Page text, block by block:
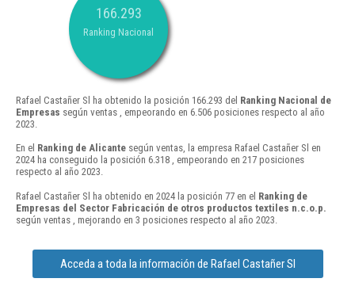
166.293
Ranking Nacional
Rafael Castañer Sl ha obtenido la posición 166.293 del Ranking Nacional de
Empresas según ventas , empeorando en 6.506 posiciones respecto al año
2023.
En el Ranking de Alicante según ventas, la empresa Rafael Castañer Sl en
2024 ha conseguido la posición 6.318 , empeorando en 217 posiciones
respecto al año 2023.
Rafael Castañer Sl ha obtenido en 2024 la posición 77 en el Ranking de
Empresas del Sector Fabricación de otros productos textiles n.c.o.p.
según ventas , mejorando en 3 posiciones respecto al año 2023.
Acceda a toda la información de Rafael Castañer Sl